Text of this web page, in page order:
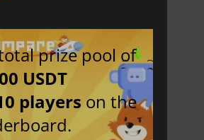
prize pool of
USDT
players on the